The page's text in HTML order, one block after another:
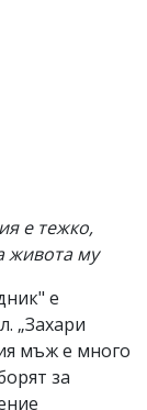
е тежко,
живота му
е
„Захари
мъж е много
за